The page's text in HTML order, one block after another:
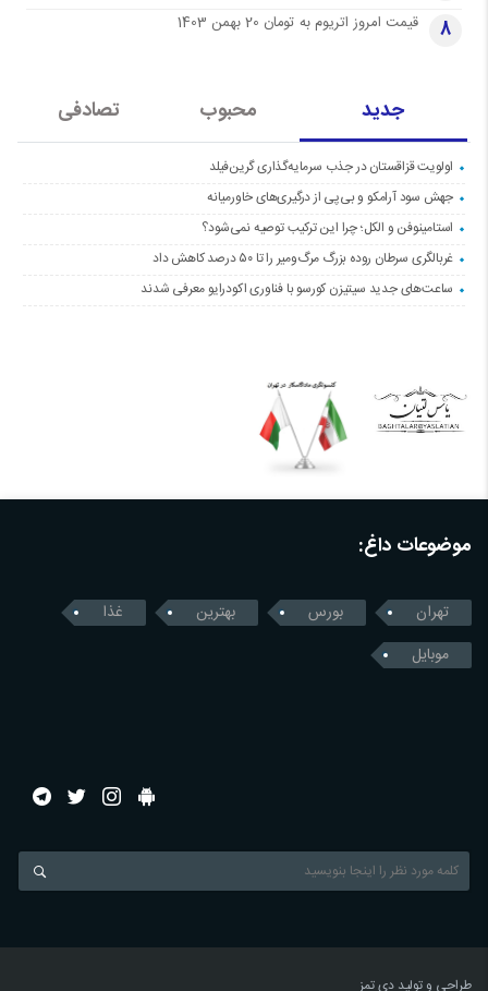
8 قیمت امروز اتریوم به تومان 20 بهمن 1403
جدید محبوب تصادفی
اولویت قزاقستان در جذب سرمایه‌گذاری گرین‌فیلد
جهش سود آرامکو و بی‌پی از درگیری‌های خاورمیانه
استامینوفن و الکل؛ چرا این ترکیب توصیه نمی‌شود؟
غربالگری سرطان روده بزرگ مرگ‌ومیر را تا ۵۰ درصد کاهش داد
ساعت‌های جدید سیتیزن کورسو با فناوری اکودرایو معرفی شدند
موضوعات داغ:
تهران بورس بهترین
غذا
موبایل
طراحی و تولید دی تمز